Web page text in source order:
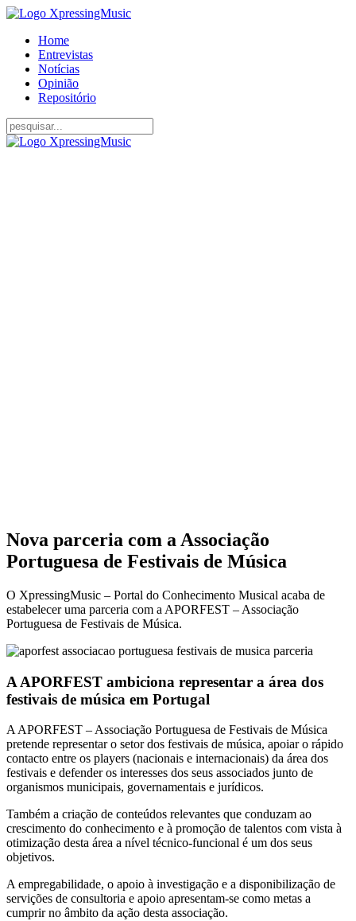
Home
Entrevistas
Notícias
Opinião
Repositório
Nova parceria com a Associação
Portuguesa de Festivais de Música
O XpressingMusic – Portal do Conhecimento Musical acaba de
estabelecer uma parceria com a APORFEST – Associação
Portuguesa de Festivais de Música.
A APORFEST ambiciona representar a área dos
festivais de música em Portugal
A APORFEST – Associação Portuguesa de Festivais de Música
pretende representar o setor dos festivais de música, apoiar o rápido
contacto entre os players (nacionais e internacionais) da área dos
festivais e defender os interesses dos seus associados junto de
organismos municipais, governamentais e jurídicos.
Também a criação de conteúdos relevantes que conduzam ao
crescimento do conhecimento e à promoção de talentos com vista à
otimização desta área a nível técnico-funcional é um dos seus
objetivos.
A empregabilidade, o apoio à investigação e a disponibilização de
servições de consultoria e apoio apresentam-se como metas a
cumprir no âmbito da ação desta associação.